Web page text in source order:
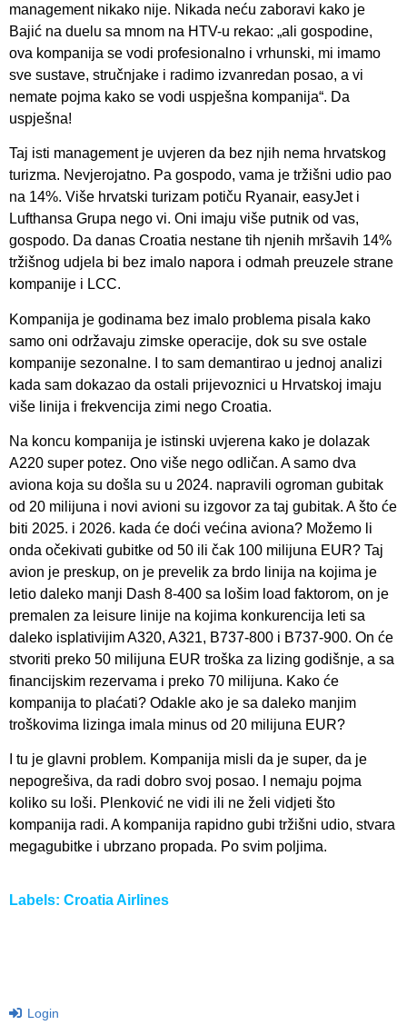
management nikako nije. Nikada neću zaboravi kako je
Bajić na duelu sa mnom na HTV-u rekao: „ali gospodine,
ova kompanija se vodi profesionalno i vrhunski, mi imamo
sve sustave, stručnjake i radimo izvanredan posao, a vi
nemate pojma kako se vodi uspješna kompanija“. Da
uspješna!
Taj isti management je uvjeren da bez njih nema hrvatskog
turizma. Nevjerojatno. Pa gospodo, vama je tržišni udio pao
na 14%. Više hrvatski turizam potiču Ryanair, easyJet i
Lufthansa Grupa nego vi. Oni imaju više putnik od vas,
gospodo. Da danas Croatia nestane tih njenih mršavih 14%
tržišnog udjela bi bez imalo napora i odmah preuzele strane
kompanije i LCC.
Kompanija je godinama bez imalo problema pisala kako
samo oni održavaju zimske operacije, dok su sve ostale
kompanije sezonalne. I to sam demantirao u jednoj analizi
kada sam dokazao da ostali prijevoznici u Hrvatskoj imaju
više linija i frekvencija zimi nego Croatia.
Na koncu kompanija je istinski uvjerena kako je dolazak
A220 super potez. Ono više nego odličan. A samo dva
aviona koja su došla su u 2024. napravili ogroman gubitak
od 20 milijuna i novi avioni su izgovor za taj gubitak. A što će
biti 2025. i 2026. kada će doći većina aviona? Možemo li
onda očekivati gubitke od 50 ili čak 100 milijuna EUR? Taj
avion je preskup, on je prevelik za brdo linija na kojima je
letio daleko manji Dash 8-400 sa lošim load faktorom, on je
premalen za leisure linije na kojima konkurencija leti sa
daleko isplativijim A320, A321, B737-800 i B737-900. On će
stvoriti preko 50 milijuna EUR troška za lizing godišnje, a sa
financijskim rezervama i preko 70 milijuna. Kako će
kompanija to plaćati? Odakle ako je sa daleko manjim
troškovima lizinga imala minus od 20 milijuna EUR?
I tu je glavni problem. Kompanija misli da je super, da je
nepogrešiva, da radi dobro svoj posao. I nemaju pojma
koliko su loši. Plenković ne vidi ili ne želi vidjeti što
kompanija radi. A kompanija rapidno gubi tržišni udio, stvara
megagubitke i ubrzano propada. Po svim poljima.
Labels: Croatia Airlines
Login